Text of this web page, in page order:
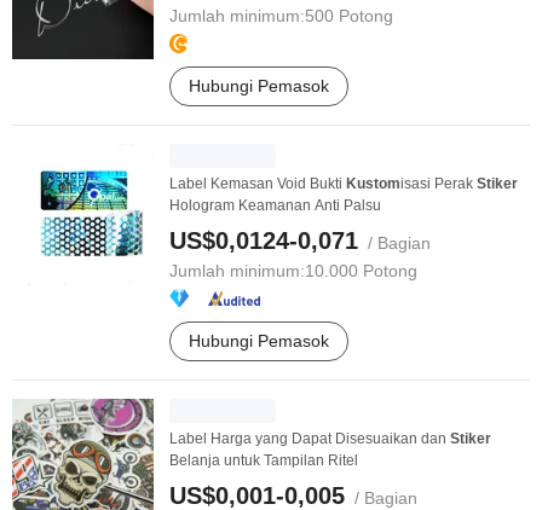
Jumlah minimum:500 Potong
Hubungi Pemasok
Label Kemasan Void Bukti Kustomisasi Perak Stiker
Hologram Keamanan Anti Palsu
US$0,0124-0,071 / Bagian
Jumlah minimum:10.000 Potong
Hubungi Pemasok
Label Harga yang Dapat Disesuaikan dan Stiker
Belanja untuk Tampilan Ritel
US$0,001-0,005 / Bagian